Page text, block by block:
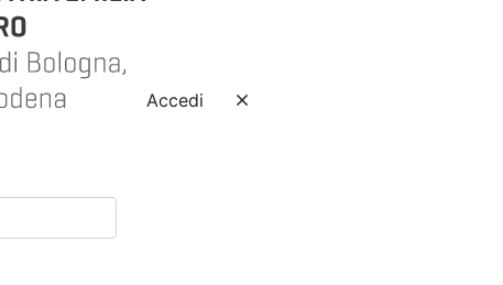
Accedi